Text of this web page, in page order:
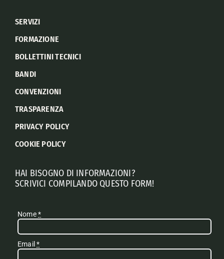
SERVIZI
FORMAZIONE
BOLLETTINI TECNICI
BANDI
CONVENZIONI
TRASPARENZA
PRIVACY POLICY
COOKIE POLICY
HAI BISOGNO DI INFORMAZIONI?
SCRIVICI COMPILANDO QUESTO FORM!
Nome*
Email*